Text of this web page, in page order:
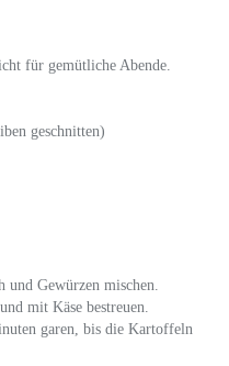
für gemütliche Abende.
geschnitten)
Gewürzen mischen.
mit Käse bestreuen.
garen, bis die Kartoffeln